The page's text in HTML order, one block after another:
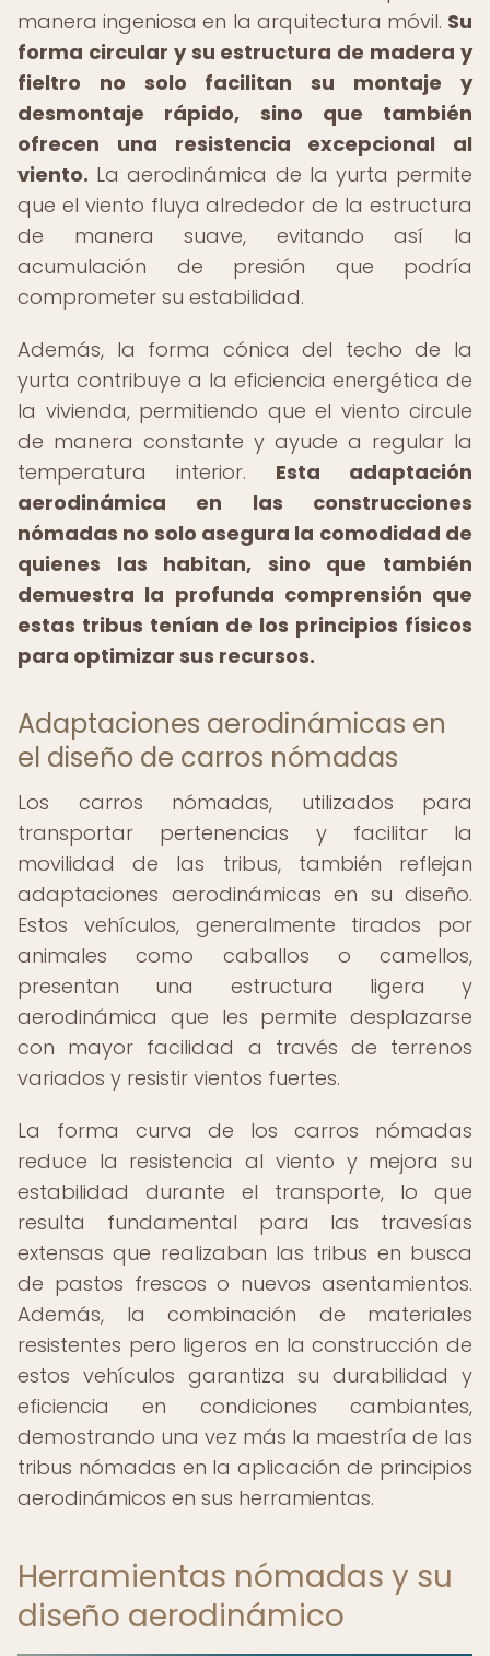
manera ingeniosa en la arquitectura móvil. Su
forma circular y su estructura de madera y
fieltro no solo facilitan su montaje y
desmontaje rápido, sino que también
ofrecen una resistencia excepcional al
viento. La aerodinámica de la yurta permite
que el viento fluya alrededor de la estructura
de manera suave, evitando así la
acumulación de presión que podría
comprometer su estabilidad.
Además, la forma cónica del techo de la
yurta contribuye a la eficiencia energética de
la vivienda, permitiendo que el viento circule
de manera constante y ayude a regular la
temperatura interior. Esta adaptación
aerodinámica en las construcciones
nómadas no solo asegura la comodidad de
quienes las habitan, sino que también
demuestra la profunda comprensión que
estas tribus tenían de los principios físicos
para optimizar sus recursos.
Adaptaciones aerodinámicas en
el diseño de carros nómadas
Los carros nómadas, utilizados para
transportar pertenencias y facilitar la
movilidad de las tribus, también reflejan
adaptaciones aerodinámicas en su diseño.
Estos vehículos, generalmente tirados por
animales como caballos o camellos,
presentan una estructura ligera y
aerodinámica que les permite desplazarse
con mayor facilidad a través de terrenos
variados y resistir vientos fuertes.
La forma curva de los carros nómadas
reduce la resistencia al viento y mejora su
estabilidad durante el transporte, lo que
resulta fundamental para las travesías
extensas que realizaban las tribus en busca
de pastos frescos o nuevos asentamientos.
Además, la combinación de materiales
resistentes pero ligeros en la construcción de
estos vehículos garantiza su durabilidad y
eficiencia en condiciones cambiantes,
demostrando una vez más la maestría de las
tribus nómadas en la aplicación de principios
aerodinámicos en sus herramientas.
Herramientas nómadas y su
diseño aerodinámico